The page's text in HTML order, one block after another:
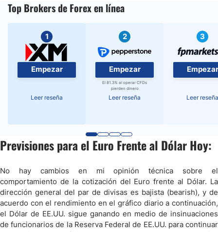
Top Brokers de Forex en línea
1
Empezar
Leer reseña
2
Empezar
El 81.3% al operar CFDs
pierden dinero
Leer reseña
3
Empezar
Leer reseña
Previsiones para el Euro Frente al Dólar Hoy:
No hay cambios en mi opinión técnica sobre el
comportamiento de la cotización del Euro frente al Dólar. La
dirección general del par de divisas es bajista (bearish), y de
acuerdo con el rendimiento en el gráfico diario a continuación,
el Dólar de EE.UU. sigue ganando en medio de insinuaciones
de funcionarios de la Reserva Federal de EE.UU. para continuar